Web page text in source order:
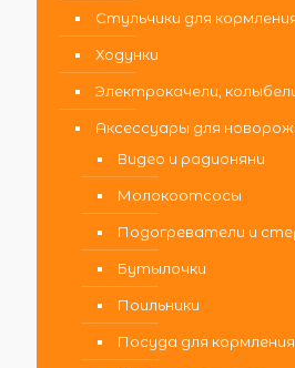
Стульчики для
Ходунки
Электрокачели,
Аксессуары для
Видео и радионяни
Молокоотсосы
Подогреватели и
Бутылочки
Поильники
Посуда для кормления